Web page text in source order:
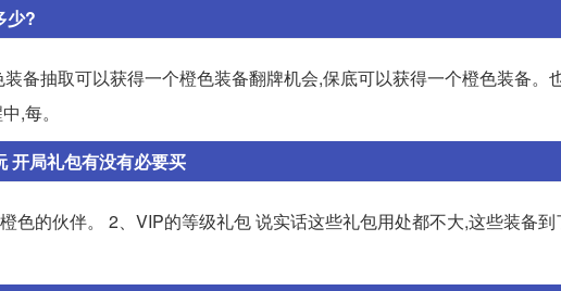
少?
备抽取可以获得一个橙色装备翻牌机会,保底可以获得一个橙色装备。
,每。
开局礼包有没有必要买
色的伙伴。 2、VIP的等级礼包 说实话这些礼包用处都不大,这些装备